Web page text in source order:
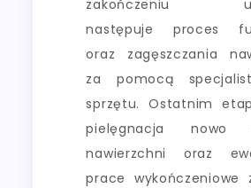
zakończeniu
następuje proces
oraz zagęszczania
za pomocą
sprzętu. Ostatnim
pielęgnacja nowo
nawierzchni oraz
prace wykończeniowe